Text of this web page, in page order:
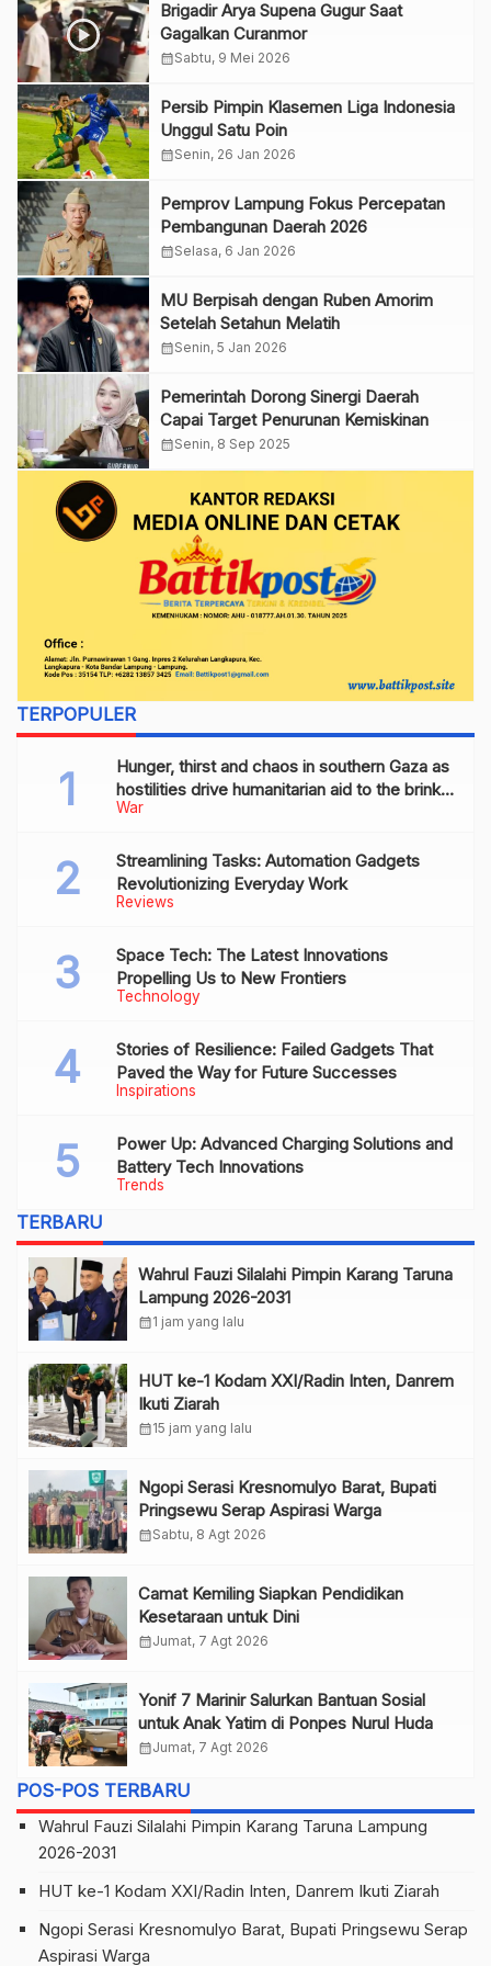
Brigadir Arya Supena Gugur Saat
Gagalkan Curanmor
calendar_monthSabtu, 9 Mei 2026
Persib Pimpin Klasemen Liga Indonesia
Unggul Satu Poin
calendar_monthSenin, 26 Jan 2026
Pemprov Lampung Fokus Percepatan
Pembangunan Daerah 2026
calendar_monthSelasa, 6 Jan 2026
MU Berpisah dengan Ruben Amorim
Setelah Setahun Melatih
calendar_monthSenin, 5 Jan 2026
Pemerintah Dorong Sinergi Daerah
Capai Target Penurunan Kemiskinan
calendar_monthSenin, 8 Sep 2025
TERPOPULER
War
Hunger, thirst and chaos in southern Gaza as
hostilities drive humanitarian aid to the brink
of collapse
Reviews
Streamlining Tasks: Automation Gadgets
Revolutionizing Everyday Work
Technology
Space Tech: The Latest Innovations
Propelling Us to New Frontiers
Inspirations
Stories of Resilience: Failed Gadgets That
Paved the Way for Future Successes
Trends
Power Up: Advanced Charging Solutions and
Battery Tech Innovations
TERBARU
Wahrul Fauzi Silalahi Pimpin Karang Taruna
Lampung 2026-2031
calendar_month1 jam yang lalu
HUT ke-1 Kodam XXI/Radin Inten, Danrem
Ikuti Ziarah
calendar_month15 jam yang lalu
Ngopi Serasi Kresnomulyo Barat, Bupati
Pringsewu Serap Aspirasi Warga
calendar_monthSabtu, 8 Agt 2026
Camat Kemiling Siapkan Pendidikan
Kesetaraan untuk Dini
calendar_monthJumat, 7 Agt 2026
Yonif 7 Marinir Salurkan Bantuan Sosial
untuk Anak Yatim di Ponpes Nurul Huda
calendar_monthJumat, 7 Agt 2026
POS-POS TERBARU
Wahrul Fauzi Silalahi Pimpin Karang Taruna Lampung
2026-2031
HUT ke-1 Kodam XXI/Radin Inten, Danrem Ikuti Ziarah
Ngopi Serasi Kresnomulyo Barat, Bupati Pringsewu Serap
Aspirasi Warga